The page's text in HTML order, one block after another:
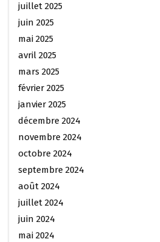
juillet 2025
juin 2025
mai 2025
avril 2025
mars 2025
février 2025
janvier 2025
décembre 2024
novembre 2024
octobre 2024
septembre 2024
août 2024
juillet 2024
juin 2024
mai 2024